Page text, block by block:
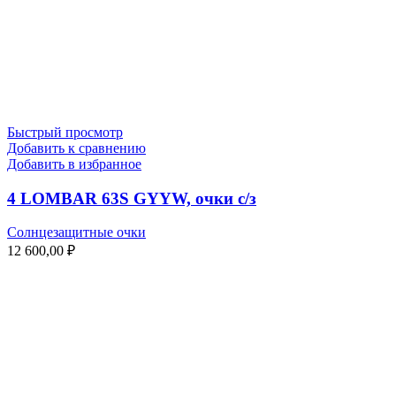
Быстрый просмотр
Добавить к сравнению
Добавить в избранное
4 LOMBAR 63S GYYW, очки с/з
Солнцезащитные очки
12 600,00 ₽